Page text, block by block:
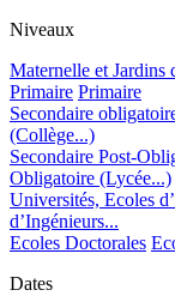
Niveaux
Maternelle et Jardins
Primaire Primaire
Secondaire
(Collège...)
Secondaire Post-
Obligatoire (Lycée...)
Universités, Ecoles
d’Ingénieurs...
Ecoles Doctorales
Dates